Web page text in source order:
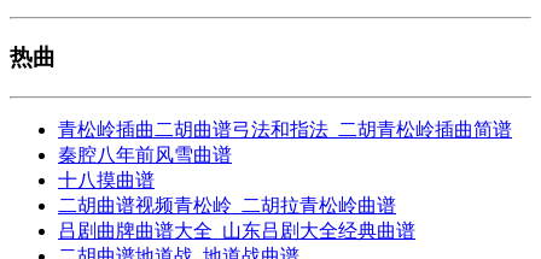
热曲
青松岭插曲二胡曲谱弓法和指法_二胡青松岭插曲简谱
秦腔八年前风雪曲谱
十八摸曲谱
二胡曲谱视频青松岭_二胡拉青松岭曲谱
吕剧曲牌曲谱大全_山东吕剧大全经典曲谱